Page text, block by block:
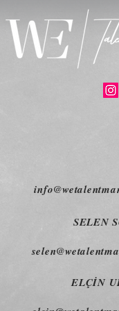
SELEN
ELÇİN